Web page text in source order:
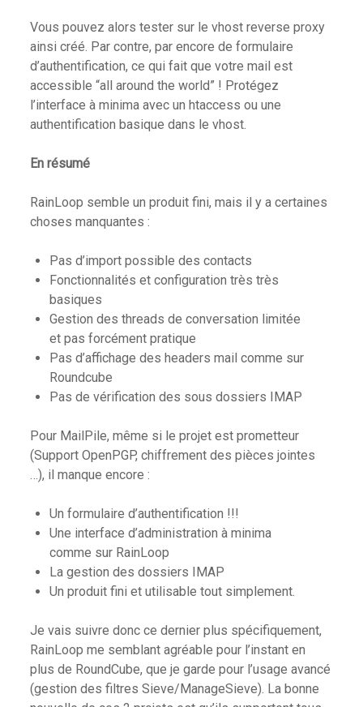
Vous pouvez alors tester sur le vhost reverse proxy
ainsi créé. Par contre, par encore de formulaire
d’authentification, ce qui fait que votre mail est
accessible “all around the world” ! Protégez
l’interface à minima avec un htaccess ou une
authentification basique dans le vhost.
En résumé
RainLoop semble un produit fini, mais il y a certaines
choses manquantes :
Pas d’import possible des contacts
Fonctionnalités et configuration très très
basiques
Gestion des threads de conversation limitée
et pas forcément pratique
Pas d’affichage des headers mail comme sur
Roundcube
Pas de vérification des sous dossiers IMAP
Pour MailPile, même si le projet est prometteur
(Support OpenPGP, chiffrement des pièces jointes
…), il manque encore :
Un formulaire d’authentification !!!
Une interface d’administration à minima
comme sur RainLoop
La gestion des dossiers IMAP
Un produit fini et utilisable tout simplement.
Je vais suivre donc ce dernier plus spécifiquement,
RainLoop me semblant agréable pour l’instant en
plus de RoundCube, que je garde pour l’usage avancé
(gestion des filtres Sieve/ManageSieve). La bonne